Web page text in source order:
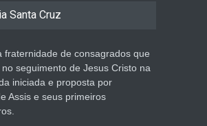
Santa Cruz
fraternidade de consagrados que
seguimento de Jesus Cristo na
iniciada e proposta por
Assis e seus primeiros